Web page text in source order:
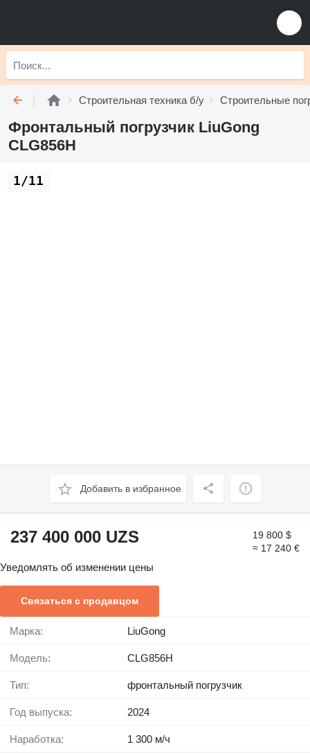
Строительная техника б/у Строительные
Фронтальный погрузчик LiuGong
CLG856H
1/11
Добавить в избранное
237 400 000 UZS
19 800 $
≈ 17 240 €
Уведомлять об изменении цены
Связаться с продавцом
Марка: LiuGong
Модель: CLG856H
Тип: фронтальный погрузчик
Год выпуска: 2024
Наработка: 1 300 м/ч